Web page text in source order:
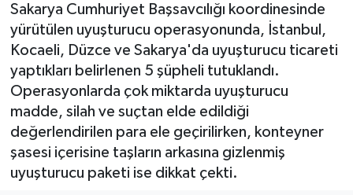
Sakarya Cumhuriyet Başsavcılığı koordinesinde
yürütülen uyuşturucu operasyonunda, İstanbul,
Kocaeli, Düzce ve Sakarya'da uyuşturucu ticareti
yaptıkları belirlenen 5 şüpheli tutuklandı.
Operasyonlarda çok miktarda uyuşturucu
madde, silah ve suçtan elde edildiği
değerlendirilen para ele geçirilirken, konteyner
şasesi içerisine taşların arkasına gizlenmiş
uyuşturucu paketi ise dikkat çekti.
Advertising news
Canlı Maç
ÇEVRE
Dış Haberler
Haber Arşivi